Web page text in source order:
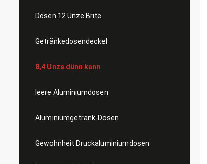
Dosen 12 Unze Brite
Getränkedosendeckel
8,4 Unze dünn kann
leere Aluminiumdosen
Aluminiumgetränk-Dosen
Gewohnheit Druckaluminiumdosen